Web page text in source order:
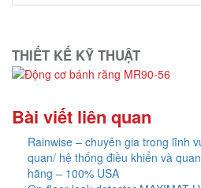
THIẾT KẾ KỸ THUẬT
Bài viết liên quan
Rainwise – chuyên gia trong lĩnh
quan/ hệ thống điều khiển và
hãng – 100% USA